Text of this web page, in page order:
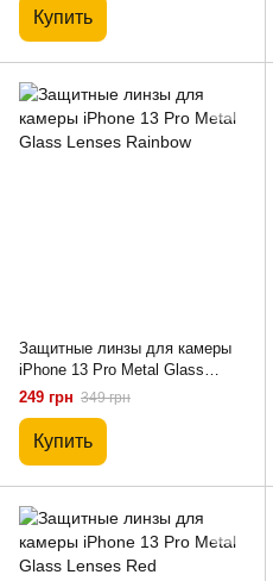
Купить
Защитные линзы для камеры
iPhone 13 Pro Metal Glass
Lenses Rainbow
249 грн 349 грн
Купить